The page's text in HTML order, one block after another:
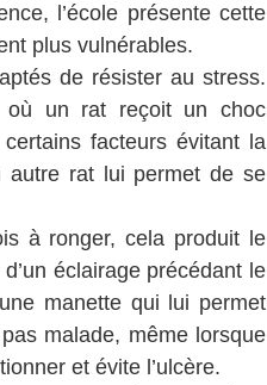
l’école présente cette
plus vulnérables.
de résister au stress.
où un rat reçoit un choc
facteurs évitant la
autre rat lui permet de se
à ronger, cela produit le
éclairage précédant le
manette qui lui permet
malade, même lorsque
et évite l’ulcère.